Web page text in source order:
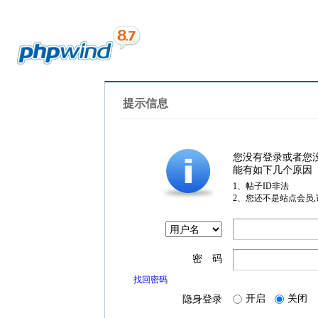
提示信息
您没有登录或者您
能有如下几个原因
1、帖子ID非法
2、您还不是站点会员
密 码
找回密码
隐身登录 开启 关闭